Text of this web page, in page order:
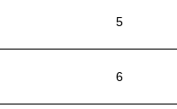
5
6